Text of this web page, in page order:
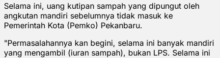
Selama ini, uang kutipan sampah yang dipungut oleh
angkutan mandiri sebelumnya tidak masuk ke
Pemerintah Kota (Pemko) Pekanbaru.
"Permasalahannya kan begini, selama ini banyak mandiri
yang mengambil (iuran sampah), bukan LPS. Selama ini